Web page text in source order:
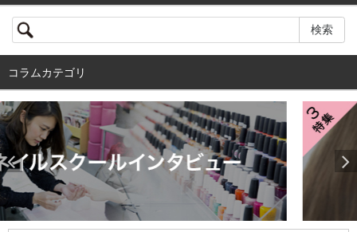
コラムカテゴリ